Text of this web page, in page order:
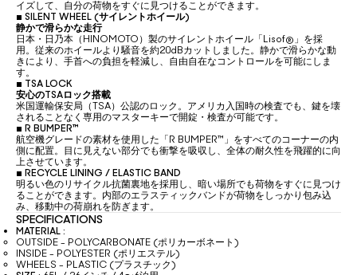
イズして、自分の荷物をすぐに見つけることができます。
▪ SILENT WHEEL (サイレントホイール)
静かで滑らかな走行
日本・日乃本（HINOMOTO）製のサイレントホイール「Lisof®」を採
用。従来のホイールより騒音を約20dBカットしました。静かで滑らかな動
きにより、手首への負担を軽減し、自由自在なコントロールを可能にしま
す。
▪ TSA LOCK
安心のTSAロック搭載
米国運輸保安局（TSA）公認のロック。アメリカ入国時の検査でも、鍵を壊
されることなく専用のマスターキーで開錠・検査が可能です。
▪ R BUMPER™
航空機グレードの素材を使用した「R BUMPER™」をすべてのコーナーの内
側に配置。目に見えない部分でも衝撃を吸収し、全体の耐久性を飛躍的に向
上させています。
▪ RECYCLE LINING / ELASTIC BAND
明るい色のリサイクル抗菌裏地を採用し、暗い場所でも荷物をすぐに見つけ
ることができます。内部のエラスティックバンドが荷物をしっかり包み込
み、移動中の荷崩れを防ぎます。
SPECIFICATIONS
MATERIAL :
OUTSIDE - POLYCARBONATE (ポリカーボネート)
INSIDE - POLYESTER (ポリエステル)
WHEELS - PLASTIC (プラスチック)